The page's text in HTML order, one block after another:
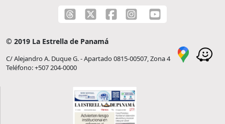
© 2019 La Estrella de Panamá
C/ Alejandro A. Duque G. - Apartado 0815-00507, Zona 4
Teléfono: +507 204-0000